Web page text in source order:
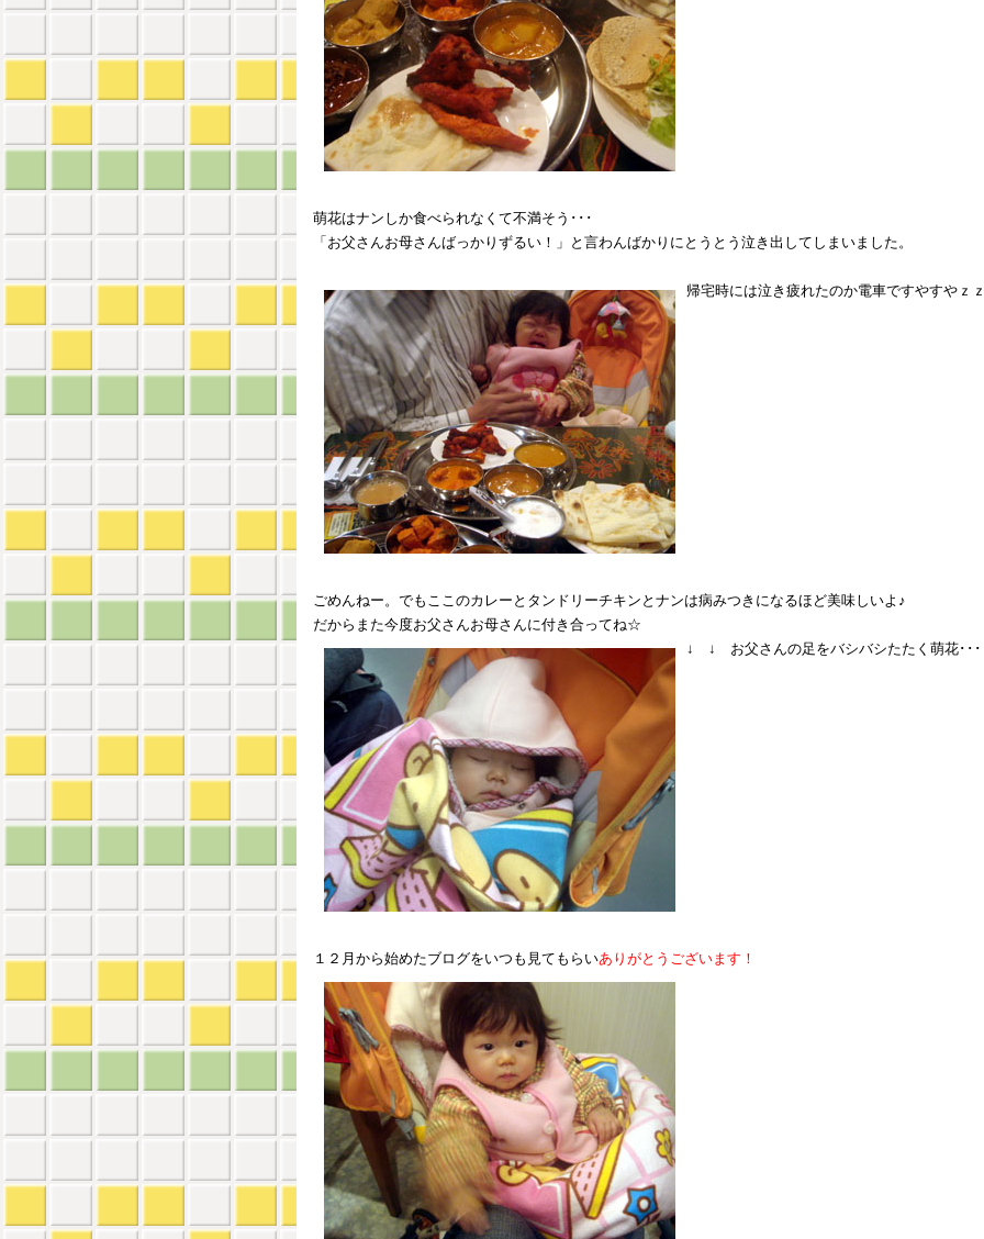
萌花はナンしか食べられなくて不満そう･･･
「お父さんお母さんばっかりずるい！」と言わんばかりにとうとう泣き出してしまいました。
帰宅時には泣き疲れたのか電車ですやすやｚ
ごめんねー。でもここのカレーとタンドリーチキンとナンは病みつきになるほど美味しいよ♪
だからまた今度お父さんお母さんに付き合ってね☆
↓ ↓ お父さんの足をバシバシたたく萌花･･･
１２月から始めたブログをいつも見てもらいありがとうございます！